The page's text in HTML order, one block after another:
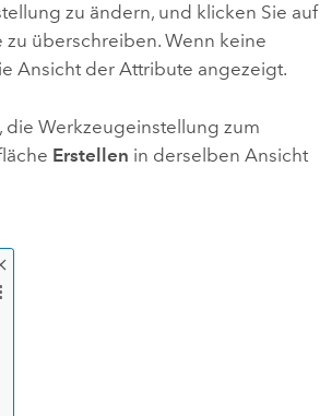
zu ändern, und klicken Sie auf
zu überschreiben. Wenn keine
Ansicht der Attribute angezeigt.
Werkzeugeinstellung zum
Erstellen in derselben Ansicht